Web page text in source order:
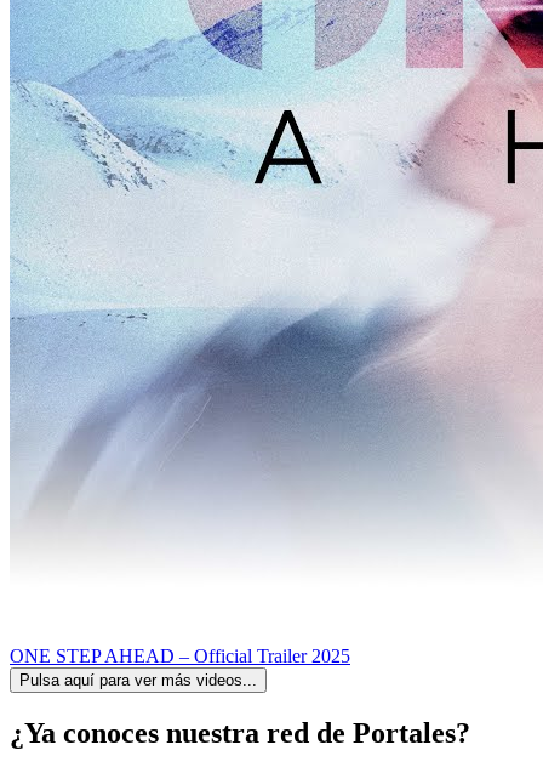
ONE STEP AHEAD – Official Trailer 2025
Pulsa aquí para ver más videos...
¿Ya conoces nuestra red de Portales?